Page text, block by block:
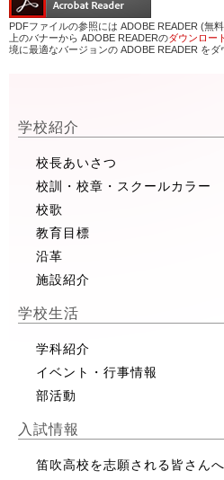
PDFファイルの参照には ADOBE READER (無料
上のバナーから ADOBE READERのダウンロー
境に最適なバージョンの ADOBE READER をダ
学校紹介
校長あいさつ
校訓・校章・スクールカラー
校歌
教育目標
沿革
施設紹介
学校生活
学科紹介
イベント・行事情報
部活動
入試情報
笛吹高校を志願される皆さんへ